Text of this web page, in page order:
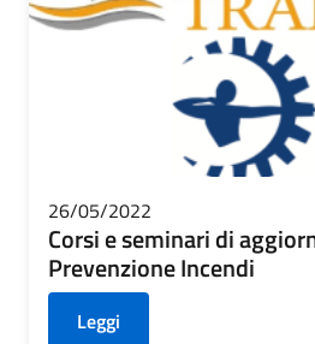
26/05/2022
Corsi e seminari di
Prevenzione Incendi
Leggi